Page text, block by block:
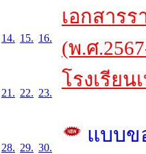
14. 15. 16.
21. 22. 23.
28. 29. 30.
เอกสาร
(พ.ศ
โรงเรีย
แบบข